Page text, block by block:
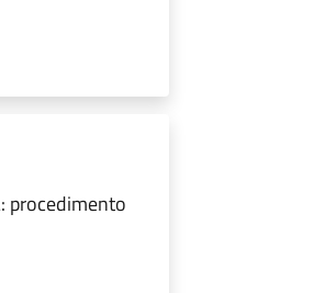
procedimento